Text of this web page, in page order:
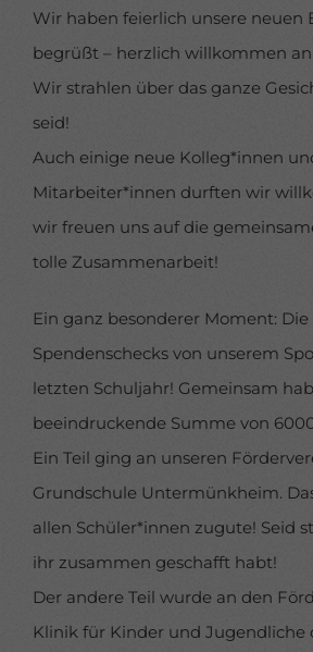
Wir haben feierlich unsere neuen
begrüßt – herzlich willkommen an
Wir strahlen über das ganze
seid!
Auch einige neue Kolleg*innen
Mitarbeiter*innen durften wir
wir freuen uns auf die
tolle Zusammenarbeit!
Ein ganz besonderer Moment:
Spendenschecks von unserem
letzten Schuljahr! Gemeinsam
beeindruckende Summe von
Ein Teil ging an unseren
Grundschule Untermünkheim.
allen Schüler*innen zugute! Seid
ihr zusammen geschafft habt!
Der andere Teil wurde an den
Klinik für Kinder und Jugendliche
werden (z. B. IP-Adressen), z. B. für
und Inhalte oder Anzeigen- und
Informationen über die Verwendung
in unsererDatenschutzerklärung.
Cookies. Sie können Ihre Einwilligung
anzeigen lassen und so nur bestimmte
Nur essenzielle Cookies
Essenziell (1)
Essenzielle Cookies ermöglichen
powered by Borlabs Cookie